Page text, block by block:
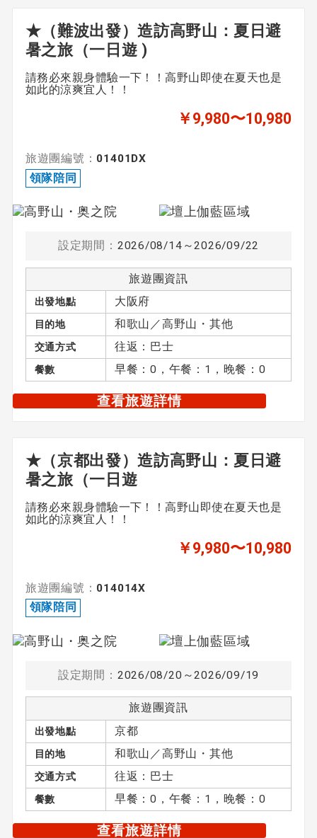
★（難波出發）造訪高野山：夏日避
暑之旅（一日遊 )
請務必來親身體驗一下！！高野山即使在夏天也是
如此的涼爽宜人！！
￥9,980〜10,980
旅遊團編號： 01401DX
領隊陪同
設定期間： 2026/08/14～2026/09/22
旅遊團資訊
出發地點 大阪府
目的地 和歌山／高野山・其他
交通方式 往返：巴士
餐數 早餐：0，午餐：1，晚餐：0
查看旅遊詳情
★（京都出發）造訪高野山：夏日避
暑之旅（一日遊
請務必來親身體驗一下！！高野山即使在夏天也是
如此的涼爽宜人！！
￥9,980〜10,980
旅遊團編號： 014014X
領隊陪同
設定期間： 2026/08/20～2026/09/19
旅遊團資訊
出發地點 京都
目的地 和歌山／高野山・其他
交通方式 往返：巴士
餐數 早餐：0，午餐：1，晚餐：0
查看旅遊詳情